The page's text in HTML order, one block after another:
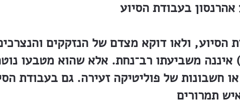
הסיוע, ולאו דוקא מצדם של הנזקקים
איננה משביעתו רב־נחת. אלא שהוא מטבעו
חשבונות של פוליטיקה זעירה. גם בעבודת